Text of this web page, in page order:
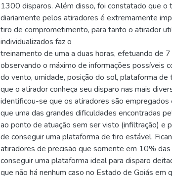
1300 disparos. Além disso, foi constatado que o
diariamente pelos atiradores é extremamente
tiro de comprometimento, para tanto o atirador
individualizados faz o
treinamento de uma a duas horas, efetuando de
observando o máximo de informações possíveis
do vento, umidade, posição do sol, plataforma de
que o atirador conheça seu disparo nas mais
identificou-se que os atiradores são empregados
que uma das grandes dificuldades encontradas
ao ponto de atuação sem ser visto (infiltração) e
de conseguir uma plataforma de tiro estável.
atiradores de precisão que somente em 10%
conseguir uma plataforma ideal para disparo
que não há nenhum caso no Estado de Goiás em